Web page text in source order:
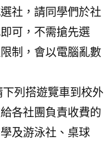
社，請同學們於社
可，不需搶先選
制，會以電腦亂數
列搭遊覽車到校外
各社團負責收費的
及游泳社、桌球